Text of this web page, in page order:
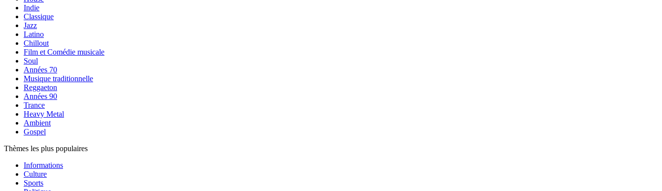
Indie
Classique
Jazz
Latino
Chillout
Film et Comédie musicale
Soul
Années 70
Musique traditionnelle
Reggaeton
Années 90
Trance
Heavy Metal
Ambient
Gospel
Thèmes les plus populaires
Informations
Culture
Sports